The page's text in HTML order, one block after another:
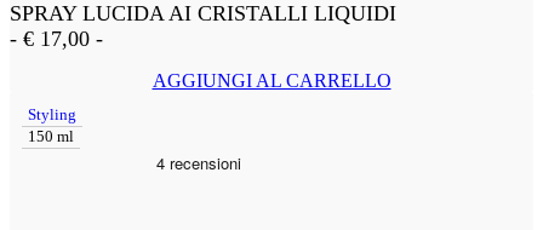
SPRAY LUCIDA AI CRISTALLI LIQUIDI
- € 17,00 -
AGGIUNGI AL CARRELLO
Styling
150 ml